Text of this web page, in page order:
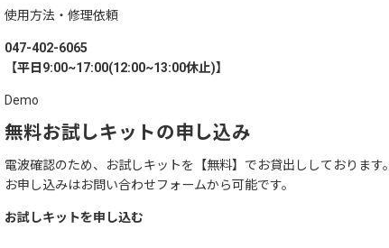
硬貨選別計数機 コインカウンター
紙幣計数機 お札カウンター
ゲストレシーバー ZERO WHITE
使用方法・修理依頼
047-402-6065
【平日9:00~17:00(12:00~13:00休止)】
Demo
無料お試しキットの申し込み
電波確認のため、お試しキットを【無料】でお貸出ししております。
お申し込みはお問い合わせフォームから可能です。
お試しキットを申し込む